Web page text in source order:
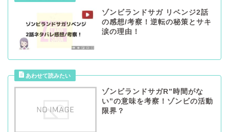
ゾンビランドサガ リベンジ2話
の感想/考察！逆転の秘策とサキ
涙の理由！
ゾンビランドサガR”時間がな
い”の意味を考察！ゾンビの活動
限界？